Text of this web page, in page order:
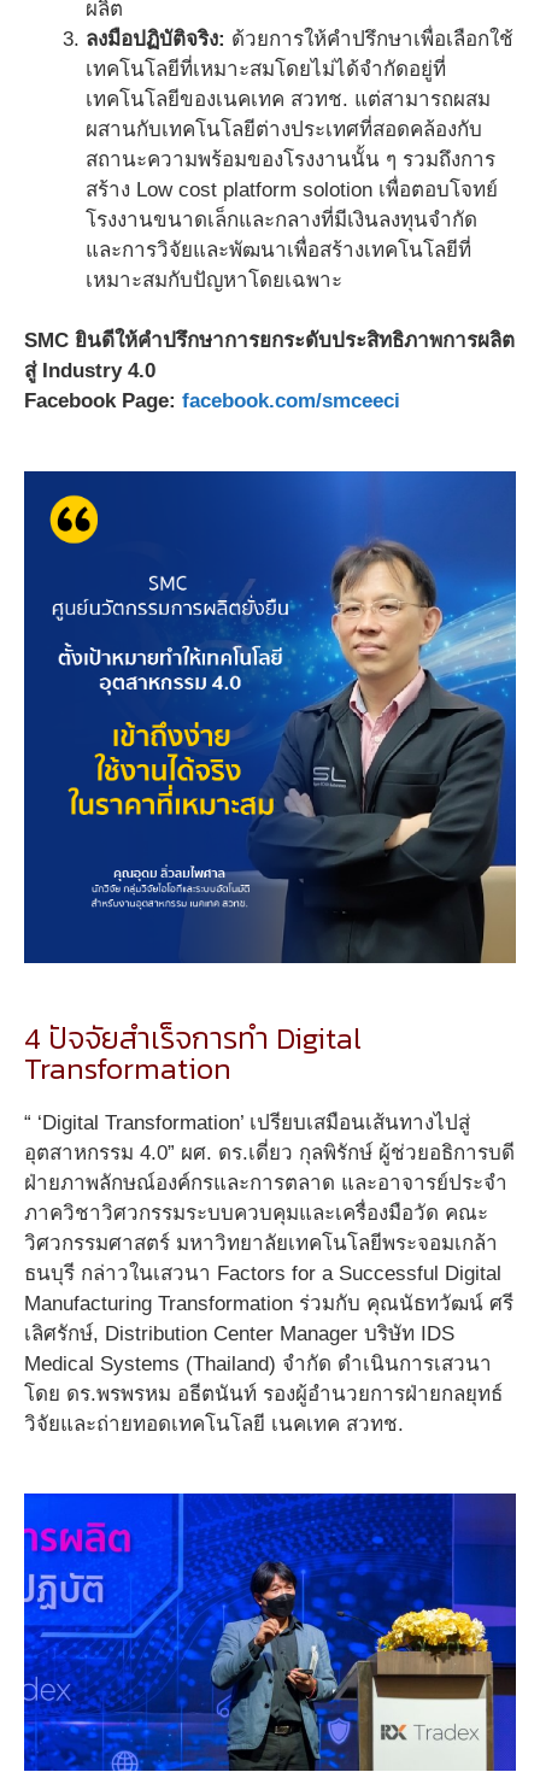
ผลิต
ลงมือปฏิบัติจริง: ด้วยการให้คำปรึกษาเพื่อเลือกใช้
เทคโนโลยีที่เหมาะสมโดยไม่ได้จำกัดอยู่ที่
เทคโนโลยีของเนคเทค สวทช. แต่สามารถผสม
ผสานกับเทคโนโลยีต่างประเทศที่สอดคล้องกับ
สถานะความพร้อมของโรงงานนั้น ๆ รวมถึงการ
สร้าง Low cost platform solotion เพื่อตอบโจทย์
โรงงานขนาดเล็กและกลางที่มีเงินลงทุนจำกัด
และการวิจัยและพัฒนาเพื่อสร้างเทคโนโลยีที่
เหมาะสมกับปัญหาโดยเฉพาะ
SMC ยินดีให้คำปรึกษาการยกระดับประสิทธิภาพการผลิต
สู่ Industry 4.0
Facebook Page: facebook.com/smceeci
4 ปัจจัยสำเร็จการทำ Digital
Transformation
“ ‘Digital Transformation’ เปรียบเสมือนเส้นทางไปสู่
อุตสาหกรรม 4.0” ผศ. ดร.เดี่ยว กุลพิรักษ์ ผู้ช่วยอธิการบดี
ฝ่ายภาพลักษณ์องค์กรและการตลาด และอาจารย์ประจำ
ภาควิชาวิศวกรรมระบบควบคุมและเครื่องมือวัด คณะ
วิศวกรรมศาสตร์ มหาวิทยาลัยเทคโนโลยีพระจอมเกล้า
ธนบุรี กล่าวในเสวนา Factors for a Successful Digital
Manufacturing Transformation ร่วมกับ คุณนัธทวัฒน์ ศรี
เลิศรักษ์, Distribution Center Manager บริษัท IDS
Medical Systems (Thailand) จำกัด ดำเนินการเสวนา
โดย ดร.พรพรหม อธีตนันท์ รองผู้อำนวยการฝ่ายกลยุทธ์
วิจัยและถ่ายทอดเทคโนโลยี เนคเทค สวทช.